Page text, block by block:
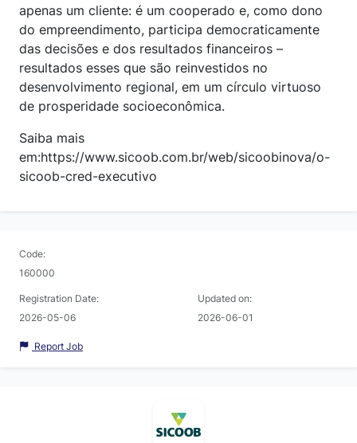
apenas um cliente: é um cooperado e, como dono
do empreendimento, participa democraticamente
das decisões e dos resultados financeiros –
resultados esses que são reinvestidos no
desenvolvimento regional, em um círculo virtuoso
de prosperidade socioeconômica.
Saiba mais
em:https://www.sicoob.com.br/web/sicoobinova/o-
sicoob-cred-executivo
Code:
160000
Registration Date:
2026-05-06
Updated on:
2026-06-01
Report Job